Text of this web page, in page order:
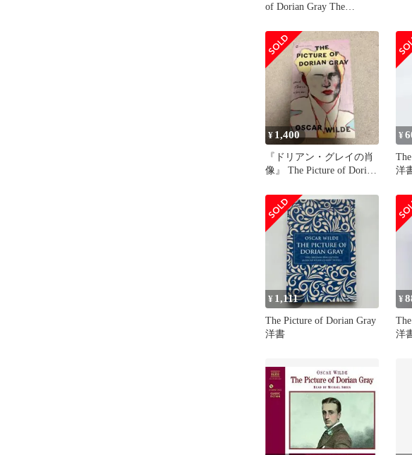
of Dorian Gray The
(Macmillan Readers S.)
¥ 1,400
『ドリアン・グレイの肖
像』 The Picture of Dorian
¥
洋
¥ 1,111
The Picture of Dorian Gray
洋書
¥
洋